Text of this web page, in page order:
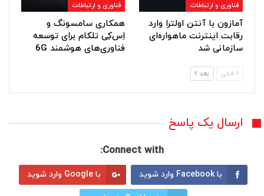
فناوری و ارتباطات
آمازون با آنتن اولترا وارد
رقابت اینترنت ماهواره‌ای
سازمانی شد
فناوری و ارتباطات
همکاری سامسونگ و
اِس‌کِی تلکام برای توسعه
فناوری‌های هوشمند 6G
قبلی بعد
ارسال یک پاسخ
Connect with:
با Facebook وارد شوید با Google وارد شوید